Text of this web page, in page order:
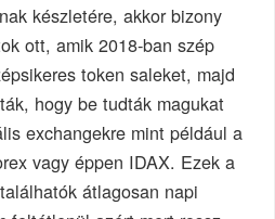
készletére, akkor bizony
ott, amik 2018-ban szép
token saleket, majd
hogy be tudták magukat
exchangekre mint például a
vagy éppen IDAX. Ezek a
átlagosan napi